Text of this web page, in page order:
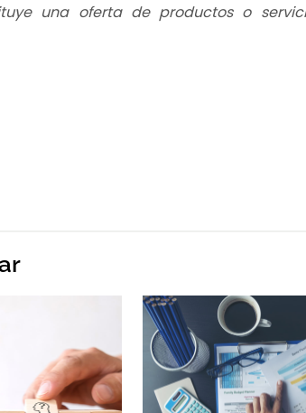
una oferta de productos o